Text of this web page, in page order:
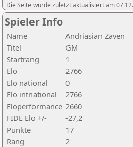
Die Seite wurde zuletzt aktualisiert am
Spieler Info
Name
Andriasian Zaven
Titel
GM
Startrang
1
Elo
2766
Elo national
0
Elo intnational
2766
Eloperformance 2660
FIDE Elo +/-
-27,2
Punkte
17
Rang
2